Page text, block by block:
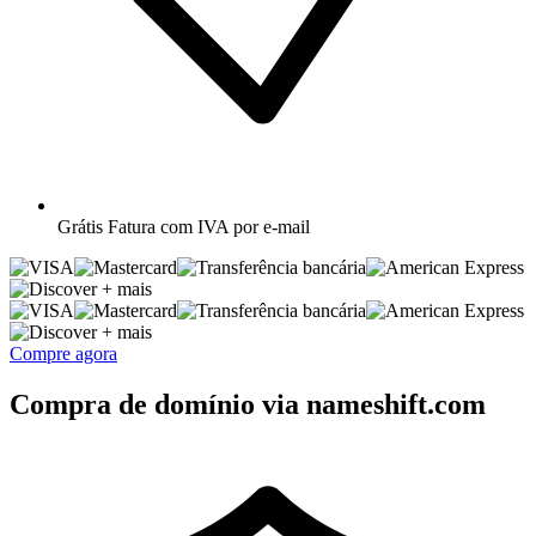
Grátis Fatura com IVA por e-mail
+ mais
+ mais
Compre agora
Compra de domínio via nameshift.com